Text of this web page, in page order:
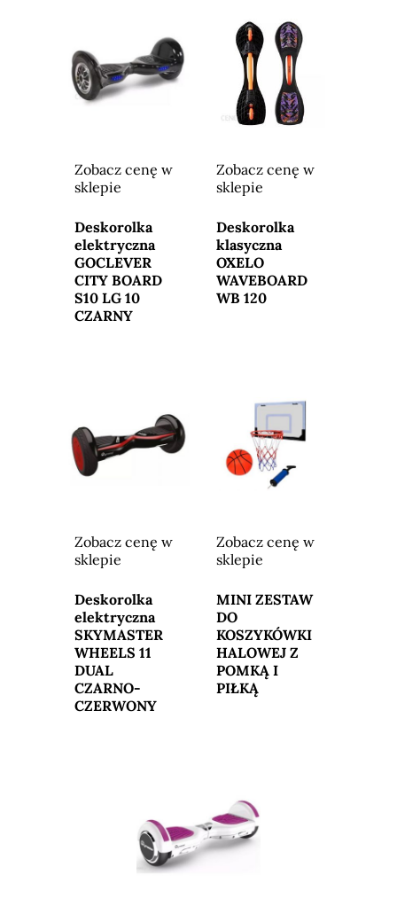
Zobacz cenę w
sklepie
sklepu
Deskorolka
elektryczna
GOCLEVER
CITY BOARD
S10 LG 10
CZARNY
Zobacz cenę w
sklepie
sklepu
Deskorolka
klasyczna
OXELO
WAVEBOARD
WB 120
Zobacz cenę w
sklepie
sklepu
Deskorolka
elektryczna
SKYMASTER
WHEELS 11
DUAL
CZARNO-
CZERWONY
Zobacz cenę w
sklepie
sklepu
MINI ZESTAW
DO
KOSZYKÓWKI
HALOWEJ Z
POMKĄ I
PIŁKĄ